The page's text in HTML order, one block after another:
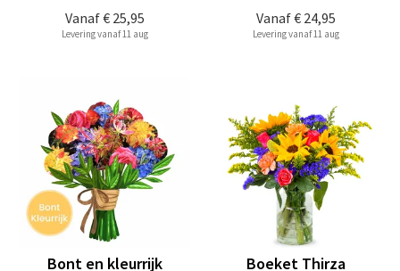
Vanaf€ 25,95
Levering vanaf 11 aug
Vanaf€ 24,95
Levering vanaf 11 aug
Bont en kleurrijk
Boeket Thirza